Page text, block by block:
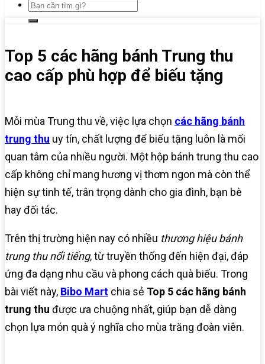
Top 5 các hãng bánh Trung thu
cao cấp phù hợp để biếu tặng
Mỗi mùa Trung thu về, việc lựa chọn các hãng bánh
trung thu uy tín, chất lượng để biếu tặng luôn là mối
quan tâm của nhiều người. Một hộp bánh trung thu cao
cấp không chỉ mang hương vị thơm ngon mà còn thể
hiện sự tinh tế, trân trọng dành cho gia đình, bạn bè
hay đối tác.
Trên thị trường hiện nay có nhiều thương hiệu bánh
trung thu nổi tiếng, từ truyền thống đến hiện đại, đáp
ứng đa dạng nhu cầu và phong cách quà biếu. Trong
bài viết này, Bibo Mart chia sẻ Top 5 các hãng bánh
trung thu được ưa chuộng nhất, giúp bạn dễ dàng
chọn lựa món quà ý nghĩa cho mùa trăng đoàn viên.